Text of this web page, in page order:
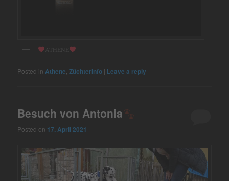
ATHENE
Posted in Athene ,Züchterinfo | Leave a reply
Besuch von Antonia
Posted on 17. April 2021